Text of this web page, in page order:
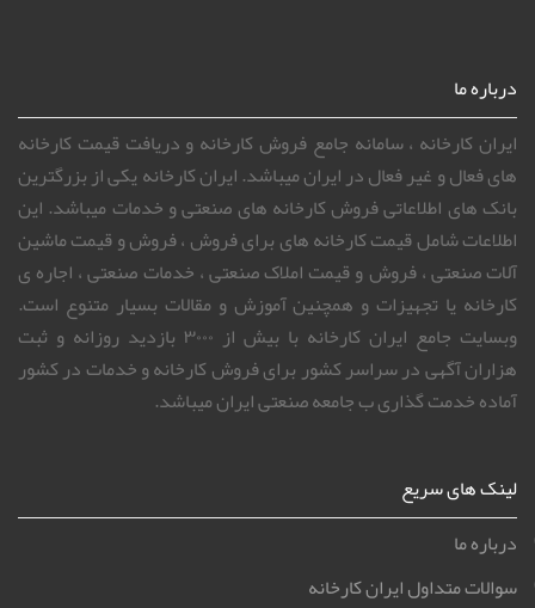
درباره ما
ایران کارخانه ، سامانه جامع فروش کارخانه و دریافت قیمت کارخانه
های فعال و غیر فعال در ایران میباشد. ایران کارخانه یکی از بزرگترین
بانک های اطلاعاتی فروش کارخانه های صنعتی و خدمات میباشد. این
اطلاعات شامل قیمت کارخانه های برای فروش ، فروش و قیمت ماشین
آلات صنعتی ، فروش و قیمت املاک صنعتی ، خدمات صنعتی ، اجاره ی
هزاران آگهی در سراسر کشور برای فروش کارخانه و خدمات در کشور
آماده خدمت گذاری ب جامعه صنعتی ایران میباشد.